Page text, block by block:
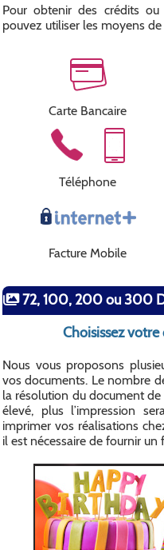
Pour obtenir des crédits
pouvez utiliser les moyens
Carte Bancaire
Téléphone
Facture Mobile
72, 100, 200 ou 300
Choisissez
Nous vous proposons
vos documents. Le nombre
la résolution du document
élevé, plus l’impression
imprimer vos réalisations
il est nécessaire de fournir